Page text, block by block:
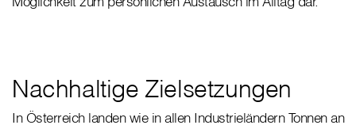
Nachhaltige Zielsetzungen
In Österreich landen wie in allen Industrieländern Tonnen an